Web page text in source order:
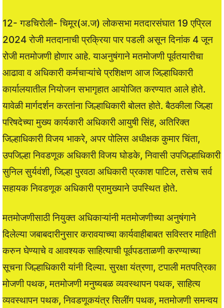
12- गडचिरोली- चिमूर(अ.ज) लोकसभा मतदारसंघात 19 एप्रिल
2024 रोजी मतदानाची प्रक्रिया पार पडली असून दिनांक 4 जून
रोजी मतमोजणी होणार आहे. याअनुषंगाने मतमोजणी पूर्वतयारीचा
आढावा व अधिकारी कर्मचाऱ्यांचे प्रशिक्षण आज जिल्हाधिकारी
कार्यालयातील नियोजन सभागृहात आयोजित करण्यात आले होते.
यावेळी मार्गदर्शन करतांना जिल्हाधिकारी बोलत होते. बैठकीला जिल्हा
परिषदेच्या मुख्य कार्यकारी अधिकारी आयुषी सिंह, अतिरिक्त
जिल्हाधिकारी विजय भाकरे, अपर पोलिस अधीक्षक कुमार चिंता,
उपजिल्हा निवडणूक अधिकारी विजय घोडके, निवासी उपजिल्हाधिकारी
सुनिल सुर्यवंशी, जिल्हा पुरवठा अधिकारी प्रकाश पाटिल, तसेच सर्व
सहायक निवडणूक अधिकारी प्रामुख्याने उपस्थित होते.
मतमोजणीसाठी नियुक्त अधिकाऱ्यांनी मतमोजणीच्या अनुषंगाने
दिलेल्या जबाबदारीनुसार करावयाच्या कार्यवाहीबाबत सविस्तर माहिती
करुन घेण्याचे व आवश्यक साहित्याची पूर्वपडताळणी करण्याच्या
सूचना जिल्हाधिकारी यांनी दिल्या. सुरक्षा यंत्रणा, टपाली मतपत्रिका
मोजणी पथक, मतमोजणी मनुष्यबळ व्यवस्थापन पथक, साहित्य
व्यवस्थापन पथक, निवडणूकयंत्र सिलींग पथक, मतमोजणी समन्वय